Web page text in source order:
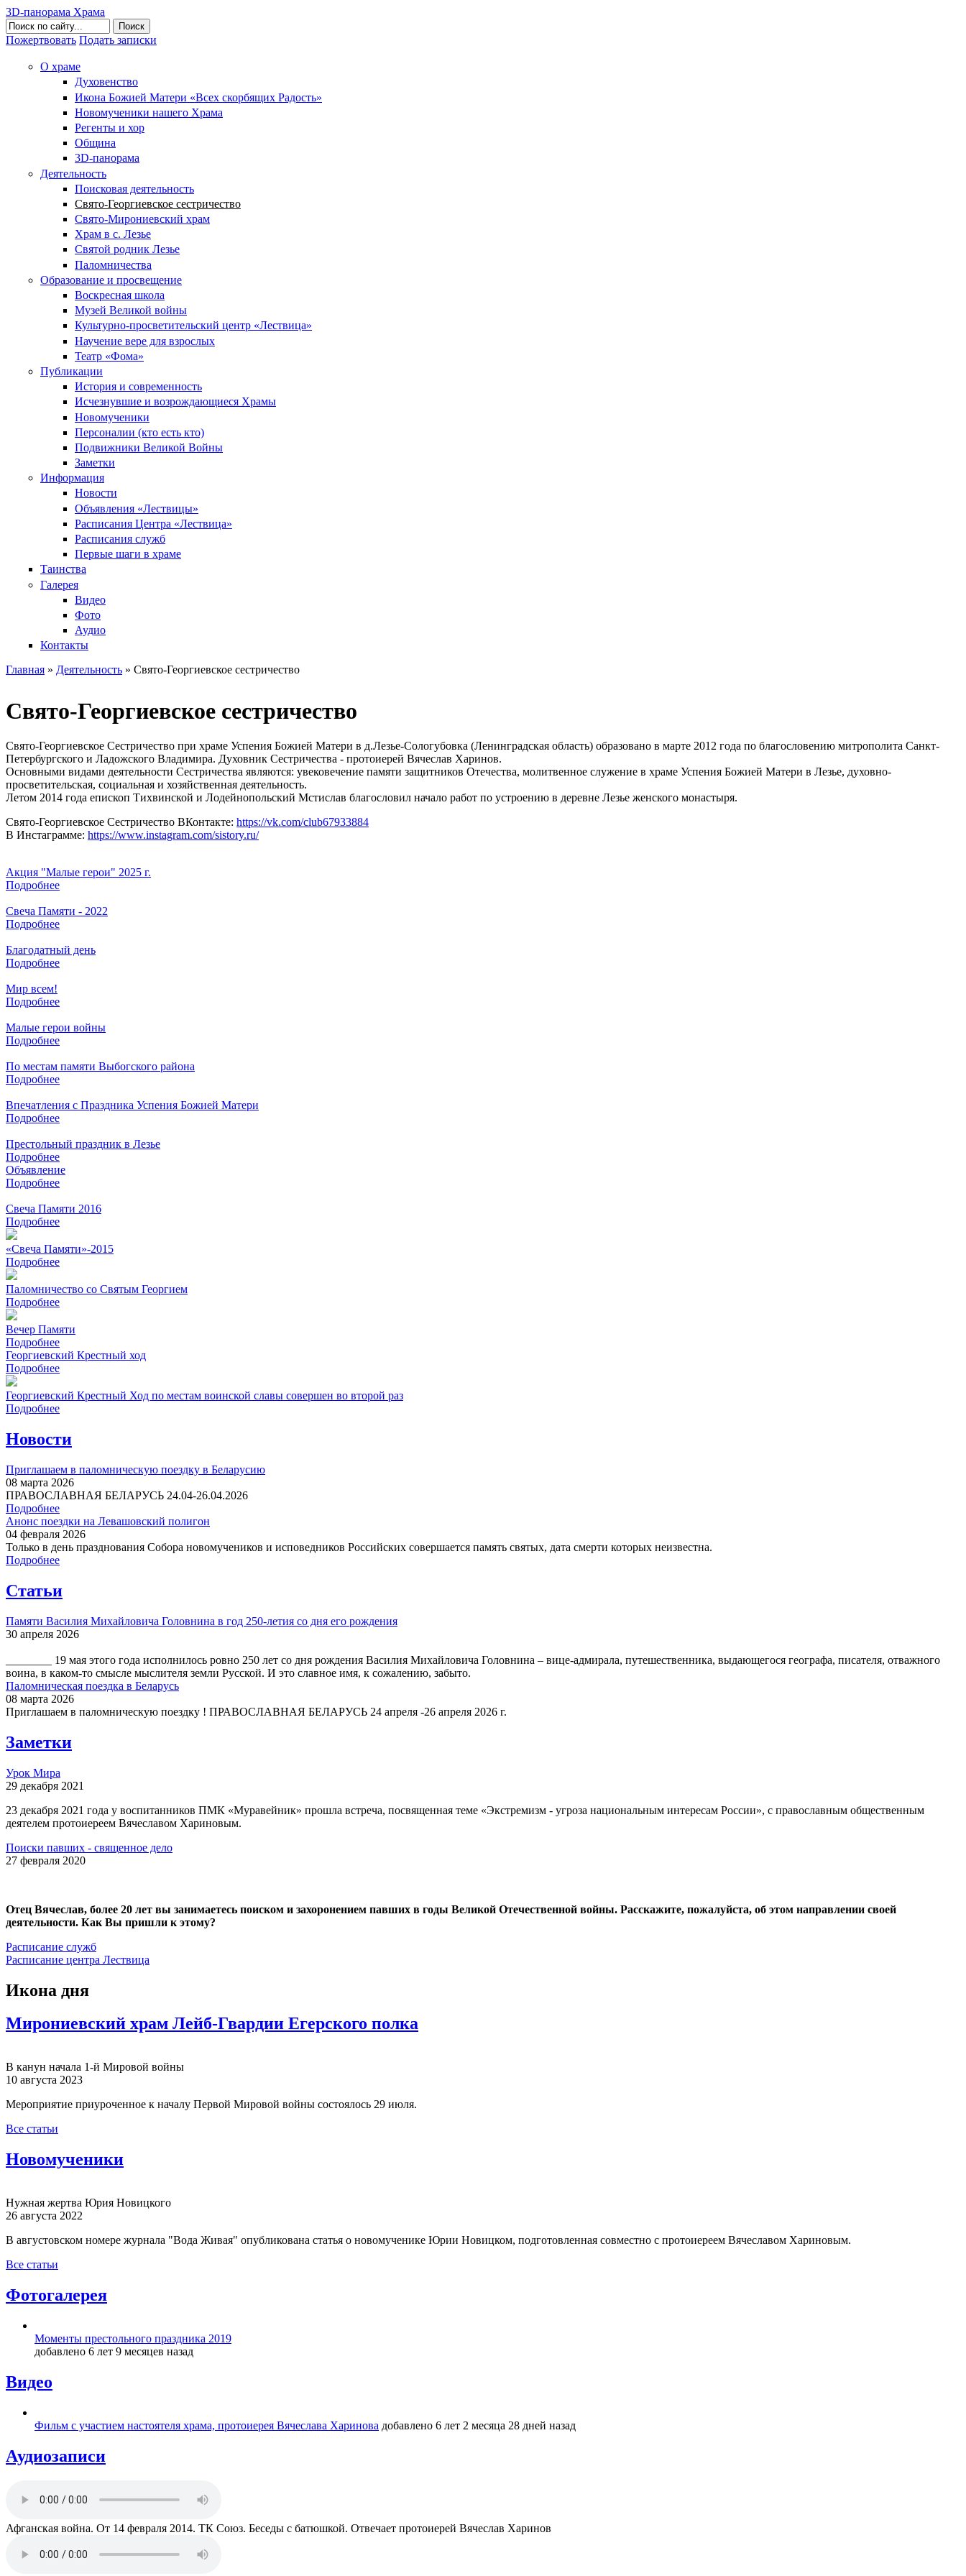
3D-панорама Храма
Поиск
Пожертвовать Подать записки
О храме
Духовенство
Икона Божией Матери «Всех скорбящих Радость»
Новомученики нашего Храма
Регенты и хор
Община
3D-панорама
Деятельность
Поисковая деятельность
Свято-Георгиевское сестричество
Свято-Мирониевский храм
Храм в с. Лезье
Святой родник Лезье
Паломничества
Образование и просвещение
Воскресная школа
Музей Великой войны
Культурно-просветительский центр «Лествица»
Научение вере для взрослых
Театр «Фома»
Публикации
История и современность
Исчезнувшие и возрождающиеся Храмы
Новомученики
Персоналии (кто есть кто)
Подвижники Великой Войны
Заметки
Информация
Новости
Объявления «Лествицы»
Расписания Центра «Лествица»
Расписания служб
Первые шаги в храме
Таинства
Галерея
Видео
Фото
Аудио
Контакты
Главная » Деятельность » Свято-Георгиевское сестричество
Свято-Георгиевское сестричество
Свято-Георгиевское Сестричество при храме Успения Божией Матери в д.Лезье-Сологубовка (Ленинградская область) образовано в марте 2012 года по благословению митрополита Санкт-
Петербургского и Ладожского Владимира. Духовник Сестричества - протоиерей Вячеслав Харинов.
Основными видами деятельности Сестричества являются: увековечение памяти защитников Отечества, молитвенное служение в храме Успения Божией Матери в Лезье, духовно-
просветительская, социальная и хозяйственная деятельность.
Летом 2014 года епископ Тихвинской и Лодейнопольский Мстислав благословил начало работ по устроению в деревне Лезье женского монастыря.
Свято-Георгиевское Сестричество ВКонтакте: https://vk.com/club67933884
В Инстаграмме: https://www.instagram.com/sistory.ru/
Акция "Малые герои" 2025 г.
Подробнее
Свеча Памяти - 2022
Подробнее
Благодатный день
Подробнее
Мир всем!
Подробнее
Малые герои войны
Подробнее
По местам памяти Выбогского района
Подробнее
Впечатления с Праздника Успения Божией Матери
Подробнее
Престольный праздник в Лезье
Подробнее
Объявление
Подробнее
Свеча Памяти 2016
Подробнее
«Свеча Памяти»-2015
Подробнее
Паломничество со Святым Георгием
Подробнее
Вечер Памяти
Подробнее
Георгиевский Крестный ход
Подробнее
Георгиевский Крестный Ход по местам воинской славы совершен во второй раз
Подробнее
Новости
Приглашаем в паломническую поездку в Беларусию
08 марта 2026
ПРАВОСЛАВНАЯ БЕЛАРУСЬ 24.04-26.04.2026
Подробнее
Анонс поездки на Левашовский полигон
04 февраля 2026
Только в день празднования Собора новомучеников и исповедников Российских совершается память святых, дата смерти которых неизвестна.
Подробнее
Статьи
Памяти Василия Михайловича Головнина в год 250-летия со дня его рождения
30 апреля 2026
________ 19 мая этого года исполнилось ровно 250 лет со дня рождения Василия Михайловича Головнина – вице-адмирала, путешественника, выдающегося географа, писателя, отважного
воина, в каком-то смысле мыслителя земли Русской. И это славное имя, к сожалению, забыто.
Паломническая поездка в Беларусь
08 марта 2026
Приглашаем в паломническую поездку ! ПРАВОСЛАВНАЯ БЕЛАРУСЬ 24 апреля -26 апреля 2026 г.
Заметки
Урок Мира
29 декабря 2021
23 декабря 2021 года у воспитанников ПМК «Муравейник» прошла встреча, посвященная теме «Экстремизм - угроза национальным интересам России», с православным общественным
деятелем протоиереем Вячеславом Хариновым.
Поиски павших - священное дело
27 февраля 2020
Отец Вячеслав, более 20 лет вы занимаетесь поиском и захоронением павших в годы Великой Отечественной войны. Расскажите, пожалуйста, об этом направлении своей
деятельности. Как Вы пришли к этому?
Расписание служб
Расписание центра Лествица
Икона дня
Мирониевский храм Лейб-Гвардии Егерского полка
В канун начала 1-й Мировой войны
10 августа 2023
Мероприятие приуроченное к началу Первой Мировой войны состоялось 29 июля.
Все статьи
Новомученики
Нужная жертва Юрия Новицкого
26 августа 2022
В августовском номере журнала "Вода Живая" опубликована статья о новомученике Юрии Новицком, подготовленная совместно с протоиереем Вячеславом Хариновым.
Все статьи
Фотогалерея
Моменты престольного праздника 2019
добавлено 6 лет 9 месяцев назад
Видео
Фильм с участием настоятеля храма, протоиерея Вячеслава Харинова добавлено 6 лет 2 месяца 28 дней назад
Аудиозаписи
Афганская война. От 14 февраля 2014. ТК Союз. Беседы с батюшкой. Отвечает протоиерей Вячеслав Харинов